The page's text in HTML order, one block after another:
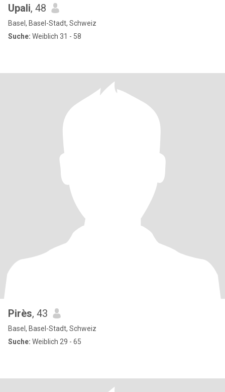
Upali, 48
Basel, Basel-Stadt, Schweiz
Suche: Weiblich 31 - 58
Pirès, 43
Basel, Basel-Stadt, Schweiz
Suche: Weiblich 29 - 65